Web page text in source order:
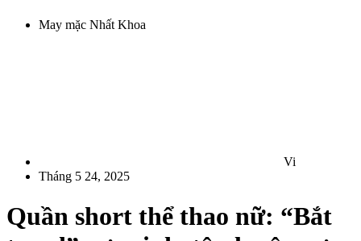
May mặc Nhất Khoa
Vi
Tháng 5 24, 2025
Quần short thể thao nữ: “Bắt